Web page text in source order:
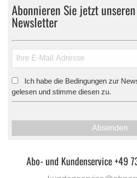
Abonnieren Sie jetzt
Newsletter
Ich habe die Bedingungen zur
gelesen und stimme diesen zu.
Absenden
Abo- und Kundenservice +49